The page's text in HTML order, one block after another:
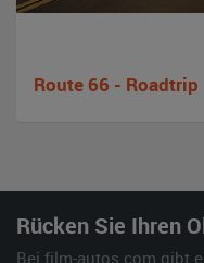
Route 66 - Roadtrip
Rücken Sie Ihren
Bei film-autos.com gibt